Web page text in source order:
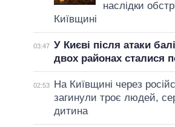
наслідки
Київщині
03:47 У Києві після атаки
двох районах сталися
02:53
На Київщині через
загинули троє людей,
дитина